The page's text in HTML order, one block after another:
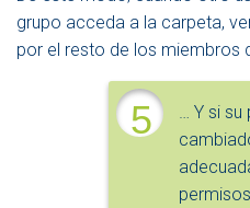
grupo acceda a la carpeta,
por el resto de los miembros
5
… Y si su